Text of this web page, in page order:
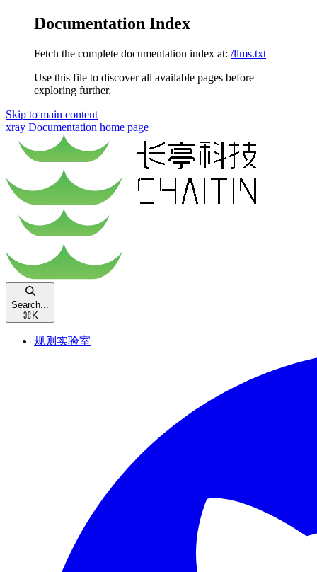
Documentation Index
Fetch the complete documentation index at: /llms.txt
Use this file to discover all available pages before
exploring further.
Skip to main content
xray Documentation home page
Search...
⌘ K
规则实验室